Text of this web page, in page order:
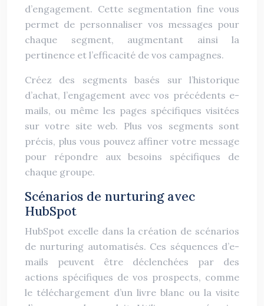
d’engagement. Cette segmentation fine vous
permet de personnaliser vos messages pour
chaque segment, augmentant ainsi la
pertinence et l’efficacité de vos campagnes.
Créez des segments basés sur l’historique
d’achat, l’engagement avec vos précédents e-
mails, ou même les pages spécifiques visitées
sur votre site web. Plus vos segments sont
précis, plus vous pouvez affiner votre message
pour répondre aux besoins spécifiques de
chaque groupe.
Scénarios de nurturing avec
HubSpot
HubSpot excelle dans la création de scénarios
de nurturing automatisés. Ces séquences d’e-
mails peuvent être déclenchées par des
actions spécifiques de vos prospects, comme
le téléchargement d’un livre blanc ou la visite